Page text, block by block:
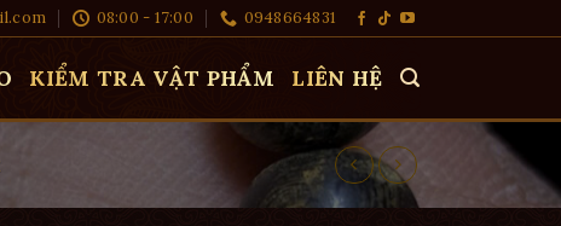
08:00 - 17:00 0948664831
KIỂM TRA VẬT PHẨM LIÊN HỆ